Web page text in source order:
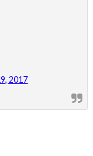
2017